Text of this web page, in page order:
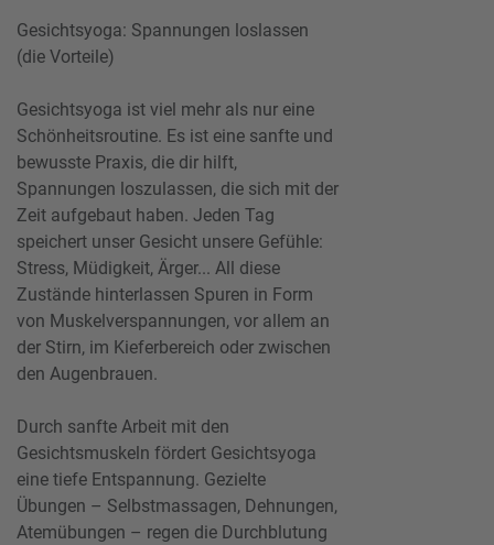
Gesichtsyoga: Spannungen loslassen
(die Vorteile)
Gesichtsyoga ist viel mehr als nur eine
Schönheitsroutine. Es ist eine sanfte und
bewusste Praxis, die dir hilft,
Spannungen loszulassen, die sich mit der
Zeit aufgebaut haben. Jeden Tag
speichert unser Gesicht unsere Gefühle:
Stress, Müdigkeit, Ärger... All diese
Zustände hinterlassen Spuren in Form
von Muskelverspannungen, vor allem an
der Stirn, im Kieferbereich oder zwischen
den Augenbrauen.
Durch sanfte Arbeit mit den
Gesichtsmuskeln fördert Gesichtsyoga
eine tiefe Entspannung. Gezielte
Übungen – Selbstmassagen, Dehnungen,
Atemübungen – regen die Durchblutung